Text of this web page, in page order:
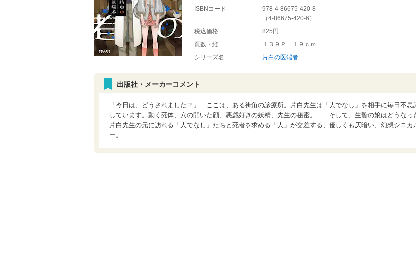
ISBNコード
978-4-86675-420-8
（4-86675-420-6 ）
税込価格
825円
頁数・縦
１３９Ｐ １９ｃｍ
シリーズ名
片白の医端者
出版社・メーカーコメント
「今日は、どうされました？」 ここは、ある街角の診療所。片白先生は「人でなし」を相手に毎日不思
しています。動く死体、穴の開いた顔、悪戯好きの妖精、先生の秘密。……そして、生贄の娘はどうな
片白先生の元に訪れる「人でなし」たちと死者を求める「人」が交差する、優しくも仄暗い、幻想シニカ
ー。